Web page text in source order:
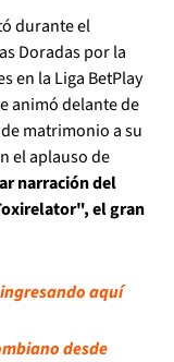
durante el
Doradas por la
en la Liga BetPlay
animó delante de
matrimonio a su
el aplauso de
narración del
el gran
aquí
desde